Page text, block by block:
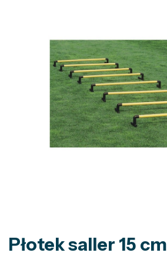
Płotek saller 15 cm